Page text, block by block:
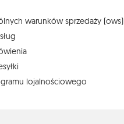
warunków sprzedaży (ows)
lojalnościowego